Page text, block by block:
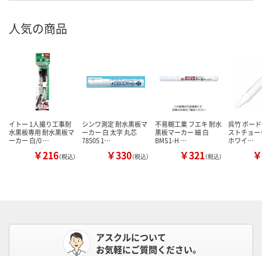
人気の商品
イトー 1人撮り工事耐
水黒板専用 耐水黒板マ
ーカー 白/0 …
￥216（税込）
シンワ測定 耐水黒板マ
ーカー 白 太字 丸芯
78505 1…
￥330（税込）
不易糊工業 フエキ 耐水
黒板マーカー 細 白
BMS1-H …
￥321（税込）
呉竹 ボー
ストチョ
ホワイ…
アスクルについて
お気軽にご質問ください。